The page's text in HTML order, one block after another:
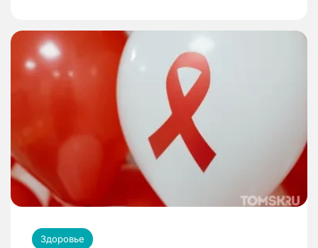
Здоровье